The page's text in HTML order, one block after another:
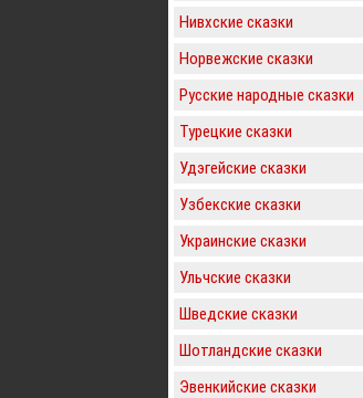
Нивхские сказки
Норвежские сказки
Русские народные сказки
Турецкие сказки
Удэгейские сказки
Узбекские сказки
Украинские сказки
Ульчские сказки
Шведские сказки
Шотландские сказки
Эвенкийские сказки